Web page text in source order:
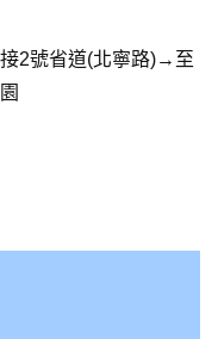
2號省道(北寧路)→至